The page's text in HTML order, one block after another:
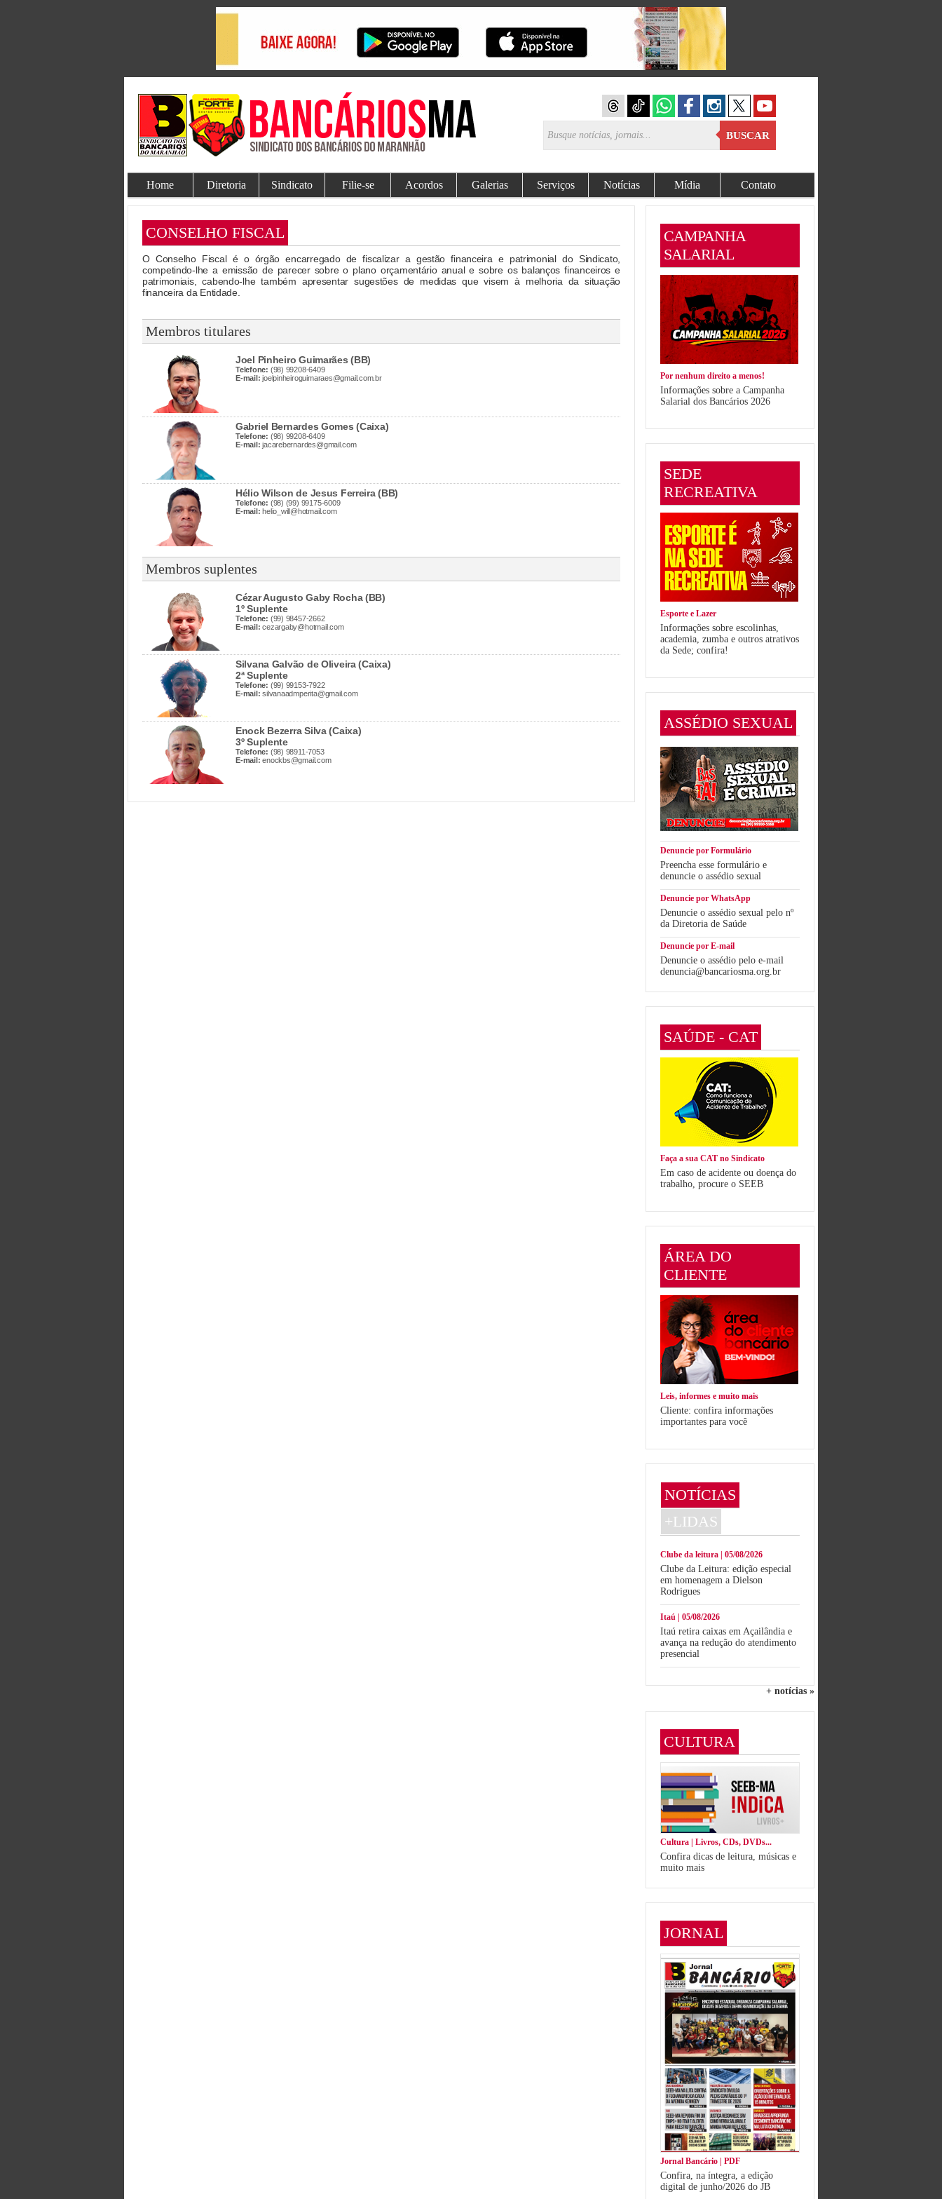
BUSCAR
Home Diretoria Sindicato Filie-se Acordos Galerias Serviços Notícias Mídia Contato
CONSELHO FISCAL
O Conselho Fiscal é o órgão encarregado de fiscalizar a gestão financeira e patrimonial do Sindicato,
competindo-lhe a emissão de parecer sobre o plano orçamentário anual e sobre os balanços financeiros e
patrimoniais, cabendo-lhe também apresentar sugestões de medidas que visem à melhoria da situação
financeira da Entidade.
Membros titulares
Joel Pinheiro Guimarães (BB)
Telefone: (98) 99208-6409
E-mail: joelpinheiroguimaraes@gmail.com.br
Gabriel Bernardes Gomes (Caixa)
Telefone: (98) 99208-6409
E-mail: jacarebernardes@gmail.com
Hélio Wilson de Jesus Ferreira (BB)
Telefone: (98) (99) 99175-6009
E-mail: helio_will@hotmail.com
Membros suplentes
Cézar Augusto Gaby Rocha (BB)
1º Suplente
Telefone: (99) 98457-2662
E-mail: cezargaby@hotmail.com
Silvana Galvão de Oliveira (Caixa)
2ª Suplente
Telefone: (99) 99153-7922
E-mail: silvanaadmperita@gmail.com
Enock Bezerra Silva (Caixa)
3º Suplente
Telefone: (98) 98911-7053
E-mail: enockbs@gmail.com
CAMPANHA
SALARIAL
Por nenhum direito a menos!
Informações sobre a Campanha
Salarial dos Bancários 2026
SEDE
RECREATIVA
Esporte e Lazer
Informações sobre escolinhas,
academia, zumba e outros atrativos
da Sede; confira!
ASSÉDIO SEXUAL
Denuncie por Formulário
Preencha esse formulário e
denuncie o assédio sexual
Denuncie por WhatsApp
Denuncie o assédio sexual pelo nº
da Diretoria de Saúde
Denuncie por E-mail
Denuncie o assédio pelo e-mail
denuncia@bancariosma.org.br
SAÚDE - CAT
Faça a sua CAT no Sindicato
Em caso de acidente ou doença do
trabalho, procure o SEEB
ÁREA DO
CLIENTE
Leis, informes e muito mais
Cliente: confira informações
importantes para você
NOTÍCIAS
+LIDAS
Clube da leitura | 05/08/2026
Clube da Leitura: edição especial
em homenagem a Dielson
Rodrigues
Itaú | 05/08/2026
Itaú retira caixas em Açailândia e
avança na redução do atendimento
presencial
+ notícias »
CULTURA
Cultura | Livros, CDs, DVDs...
Confira dicas de leitura, músicas e
muito mais
JORNAL
Jornal Bancário | PDF
Confira, na íntegra, a edição
digital de junho/2026 do JB